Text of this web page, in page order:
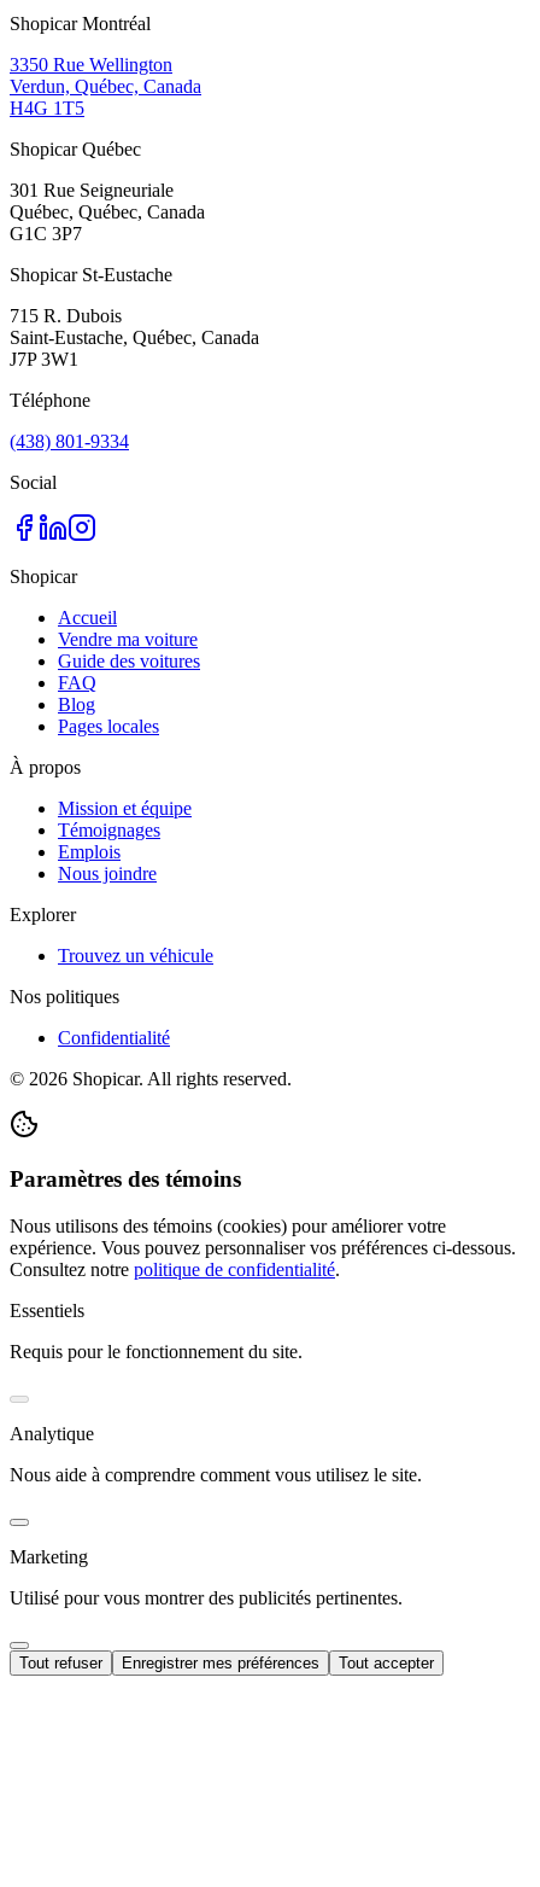
Shopicar Montréal
3350 Rue Wellington
Verdun, Québec, Canada
H4G 1T5
Shopicar Québec
301 Rue Seigneuriale
Québec, Québec, Canada
G1C 3P7
Shopicar St-Eustache
715 R. Dubois
Saint-Eustache, Québec, Canada
J7P 3W1
Téléphone
(438) 801-9334
Social
Shopicar
Accueil
Vendre ma voiture
Guide des voitures
FAQ
Blog
Pages locales
À propos
Mission et équipe
Témoignages
Emplois
Nous joindre
Explorer
Trouvez un véhicule
Nos politiques
Confidentialité
© 2026 Shopicar. All rights reserved.
Paramètres des témoins
Nous utilisons des témoins (cookies) pour améliorer votre
expérience. Vous pouvez personnaliser vos préférences ci-dessous.
Consultez notre politique de confidentialité.
Essentiels
Requis pour le fonctionnement du site.
Analytique
Nous aide à comprendre comment vous utilisez le site.
Marketing
Utilisé pour vous montrer des publicités pertinentes.
Tout refuser Enregistrer mes préférences Tout accepter